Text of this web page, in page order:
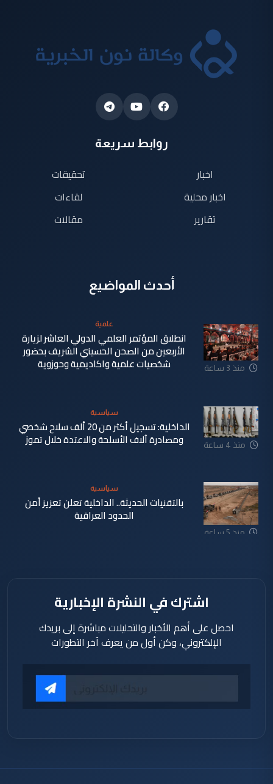
روابط سريعة
اخبار
اخبار محلية
تقارير
تحقيقات
لقاءات
مقالات
أحدث المواضيع
منذ 3 ساعة
علمية
انطلاق المؤتمر العلمي الدولي العاشر لزيارة
الأربعين من الصحن الحسيني الشريف بحضور
شخصيات علمية واكاديمية وحوزوية
منذ 4 ساعة
سياسية
الداخلية: تسجيل أكثر من 20 ألف سلاح شخصي
ومصادرة آلاف الأسلحة والاعتدة خلال تموز
منذ 5 ساعة
سياسية
بالتقنيات الحديثة.. الداخلية تعلن تعزيز أمن
الحدود العراقية
اشترك في النشرة الإخبارية
احصل على أهم الأخبار والتحليلات مباشرة إلى بريدك
الإلكتروني، وكن أول من يعرف آخر التطورات